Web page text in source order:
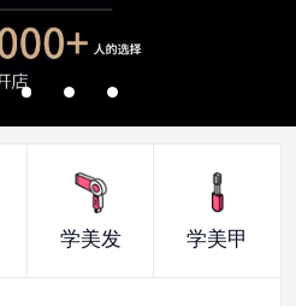
学美发 学美甲